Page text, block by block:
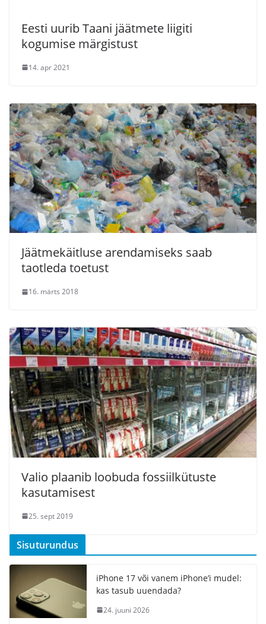
Eesti uurib Taani jäätmete liigiti
kogumise märgistust
14. apr 2021
Jäätmekäitluse arendamiseks saab
taotleda toetust
16. märts 2018
Valio plaanib loobuda fossiilkütuste
kasutamisest
25. sept 2019
Sisuturundus
iPhone 17 või vanem iPhone’i mudel:
kas tasub uuendada?
24. juuni 2026